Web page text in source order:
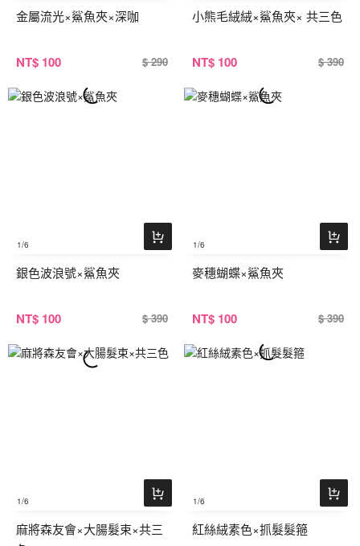
金屬流光×鯊魚夾×深咖
NT$ 100 $ 290
小熊毛絨絨×鯊魚夾× 共三色
NT$ 100 $ 390
1/6
銀色波浪號×鯊魚夾
NT$ 100 $ 390
1/6
麥穗蝴蝶×鯊魚夾
NT$ 100 $ 390
1/6
麻將森友會×大腸髮束×共三
1/6
紅絲絨素色×抓髮髮箍